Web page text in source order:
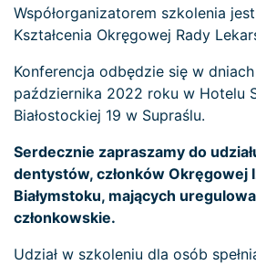
Współorganizatorem szkolenia
Kształcenia Okręgowej Rady
Konferencja odbędzie się w
października 2022 roku w Hotelu
Białostockiej 19 w Supraślu.
Serdecznie zapraszamy do
dentystów, członków Okręgowej
Białymstoku, mających
członkowskie.
Udział w szkoleniu dla osób